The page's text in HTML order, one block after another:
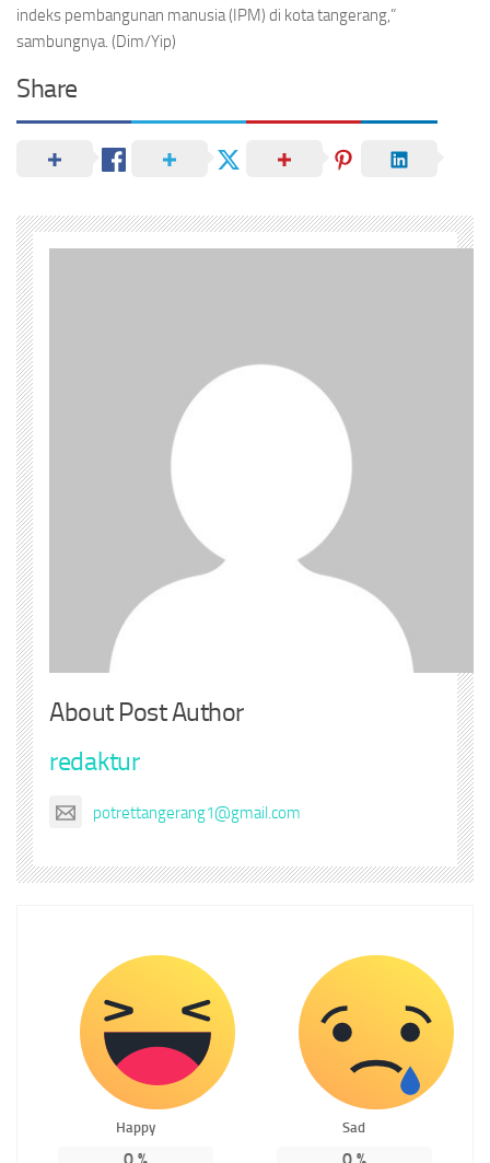
indeks pembangunan manusia (IPM) di kota tangerang,”
sambungnya. (Dim/Yip)
Share
About Post Author
redaktur
potrettangerang1@gmail.com
Happy Sad